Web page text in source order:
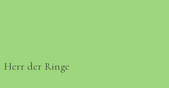
Herr der Ringe